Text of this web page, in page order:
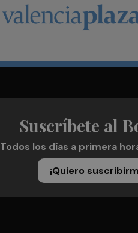
Suscríbete al
Todos los días a primera
¡Quiero